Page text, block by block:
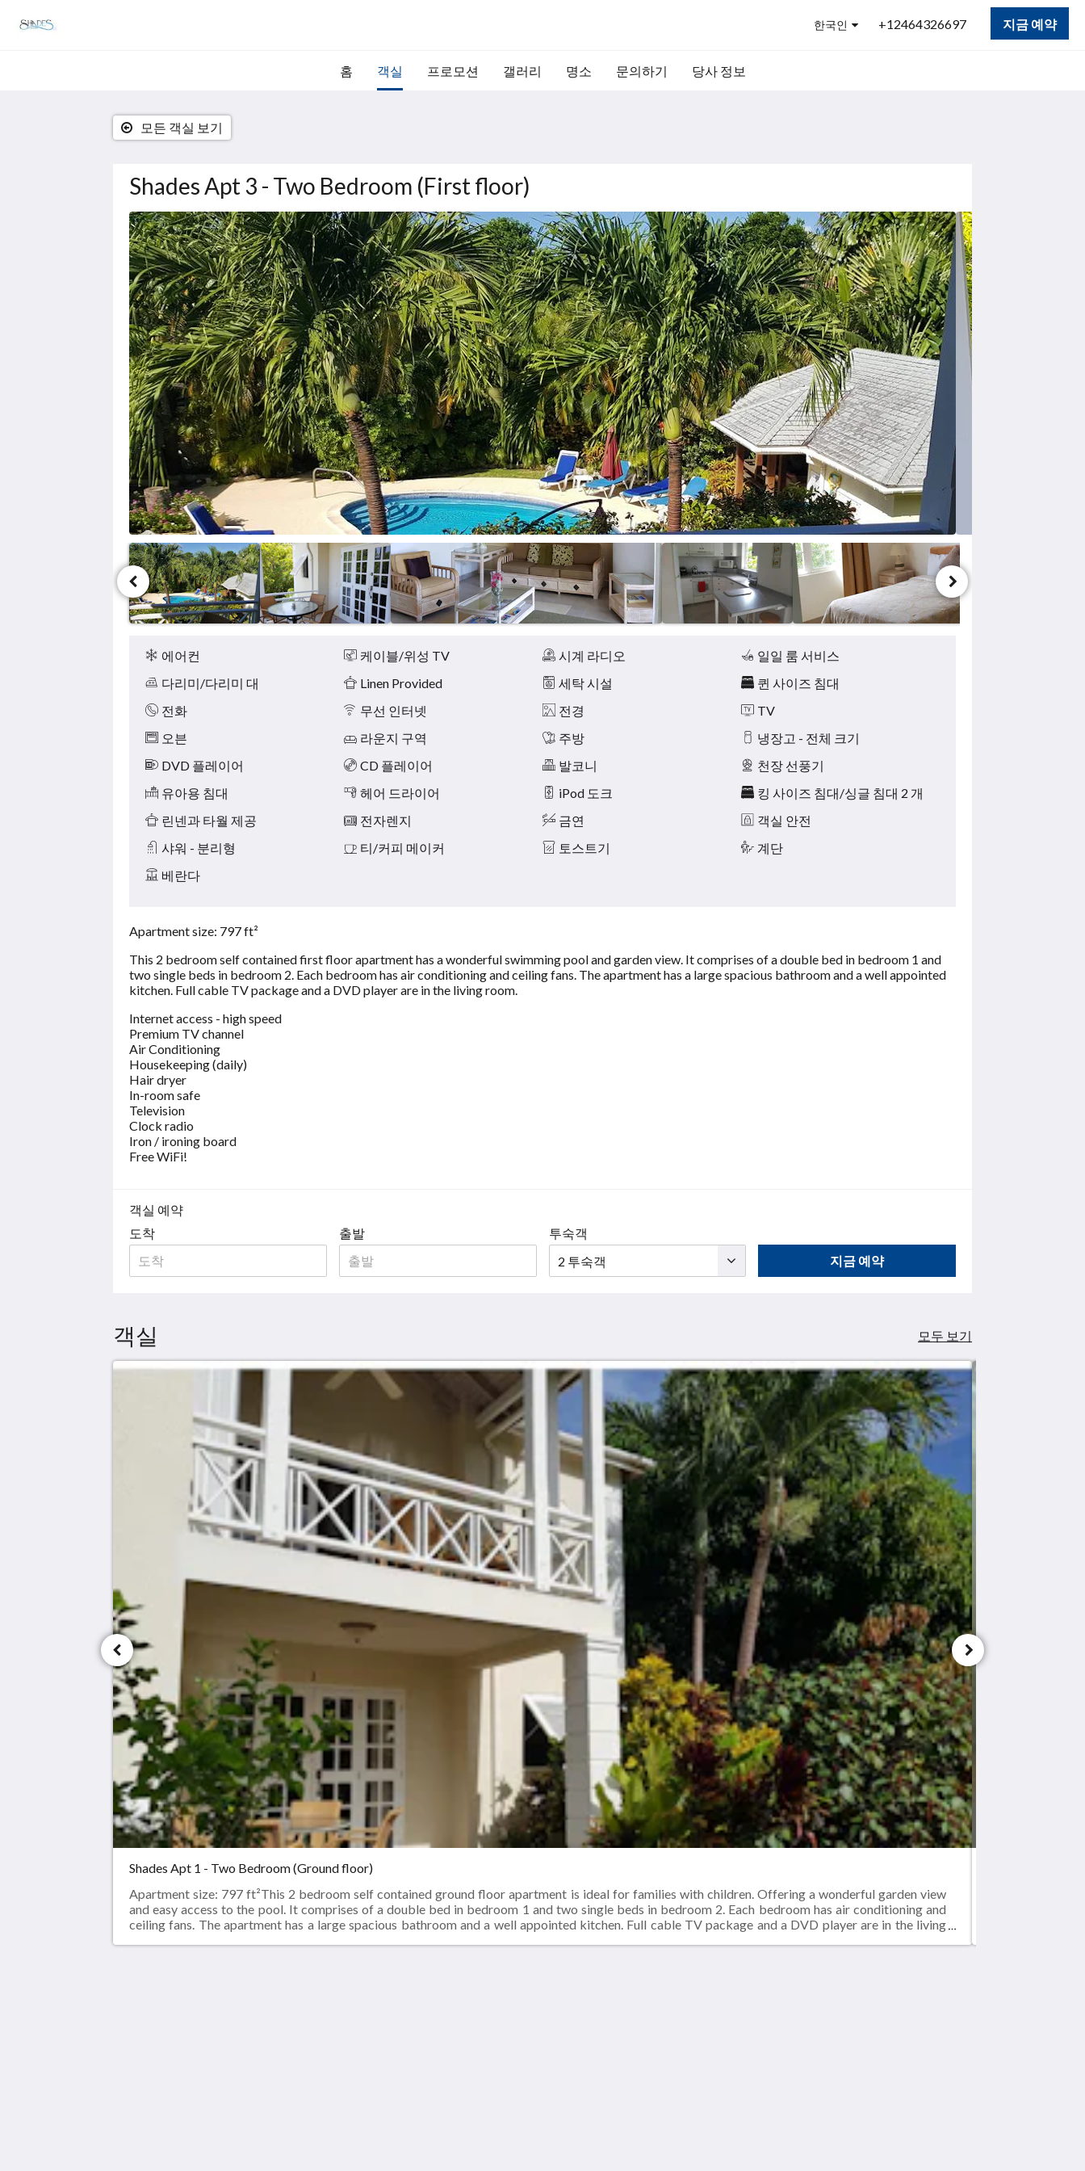
한국인 +12464326697 지금 예약
홈 객실 프로모션 갤러리 명소 문의하기 당사 정보
Shades Apt 3 - Two Bedroom (First floor)
모든 객실 보기
다
음
은
회
전
식
입
니
다.
이
미
지
를
탐
색
하
려
면
다
음
및
이
전
버
튼
을
누 편
시 에어컨 케이블/위성 TV 시계 라디오
일일 룸 서비스
다리미/다리미 대
Linen Provided 세탁 시설
퀸 사이즈 침대
전화
무선 인터넷 전경
TV
오븐
라운지 구역 주방
냉장고 - 전체 크기
DVD 플레이어
CD 플레이어 발코니
천장 선풍기
유아용 침대
헤어 드라이어 iPod 도크
킹 사이즈 침대/싱글 침대 2 개
린넨과 타월 제공
전자렌지 금연
객실 안전
샤워 - 분리형
티/커피 메이커 토스트기
계단
베란다
Apartment size: 797 ft²
This 2 bedroom self contained first floor apartment has a wonderful swimming pool and garden view. It comprises of a double bed in bedroom 1 and
two single beds in bedroom 2. Each bedroom has air conditioning and ceiling fans. The apartment has a large spacious bathroom and a well appointed
kitchen. Full cable TV package and a DVD player are in the living room.
Internet access - high speed
Premium TV channel
Air Conditioning
Housekeeping (daily)
Hair dryer
In-room safe
Television
Clock radio
Iron / ironing board
Free WiFi!
객실 예약
도착
출발
투숙객
지금 예약
객실 모두 보기
Shades Apt 1 - Two Bedroom (Ground floor)
Apartment size: 797 ft²This 2 bedroom self contained ground floor apartment is ideal for families with children. Offering a wonderful garden view
and easy access to the pool. It comprises of a double bed in bedroom 1 and two single beds in bedroom 2. Each bedroom has air conditioning and
ceiling fans. The apartment has a large spacious bathroom and a well appointed kitchen. Full cable TV package and a DVD player are in the living